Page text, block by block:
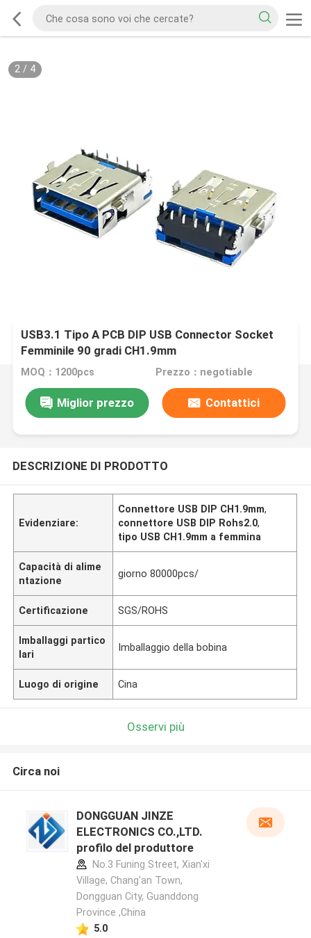
2/ 4
USB3.1 Tipo A PCB DIP USB Connector Socket
Femminile 90 gradi CH1.9mm
MOQ：1200pcs Prezzo：negotiable
Miglior prezzo Contattici
DESCRIZIONE DI PRODOTTO
Evidenziare:
Connettore USB DIP CH1.9mm,
connettore USB DIP Rohs2.0,
tipo USB CH1.9mm a femmina
Capacità di alime
ntazione
giorno 80000pcs/
Certificazione SGS/ROHS
Imballaggi partico
lari
Imballaggio della bobina
Luogo di origine Cina
Osservi più
Circa noi
DONGGUAN JINZE
ELECTRONICS CO.,LTD.
profilo del produttore
No.3 Funing Street, Xian'xi
Village, Chang'an Town,
Dongguan City, Guanddong
Province ,China
5.0